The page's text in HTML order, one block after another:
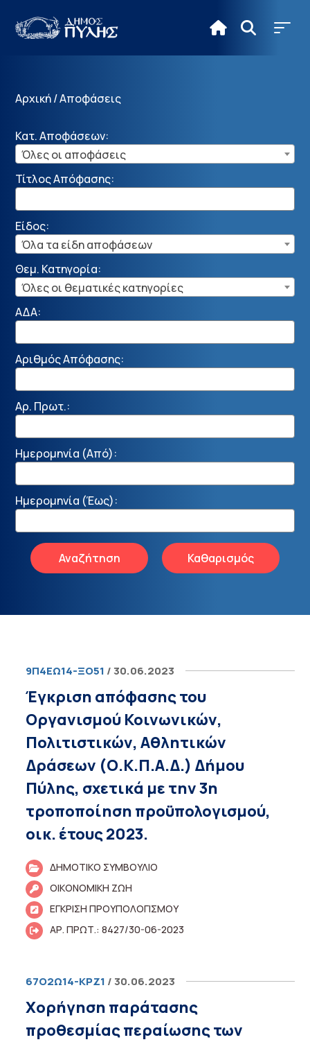
Αρχική/Αποφάσεις
Κατ. Αποφάσεων:
Όλες οι αποφάσεις
Τίτλος Απόφασης:
Είδος:
Όλα τα είδη αποφάσεων
Θεμ. Κατηγορία:
Όλες οι θεματικές κατηγορίες
ΑΔΑ:
Αριθμός Απόφασης:
Αρ. Πρωτ.:
Ημερομηνία (Από):
Ημερομηνία (Έως):
Αναζήτηση Καθαρισμός
9Π4ΕΩ14-ΞΟ51 / 30.06.2023
Έγκριση απόφασης του
Οργανισμού Κοινωνικών,
Πολιτιστικών, Αθλητικών
Δράσεων (Ο.Κ.Π.Α.Δ.) Δήμου
Πύλης, σχετικά με την 3η
τροποποίηση προϋπολογισμού,
οικ. έτους 2023.
ΔΗΜΟΤΙΚΟ ΣΥΜΒΟΥΛΙΟ
ΟΙΚΟΝΟΜΙΚΗ ΖΩΗ
ΕΓΚΡΙΣΗ ΠΡΟΥΠΟΛΟΓΙΣΜΟΥ
ΑΡ. ΠΡΩΤ.: 8427/30-06-2023
67Ο2Ω14-ΚΡΖ1 / 30.06.2023
Χορήγηση παράτασης
προθεσμίας περαίωσης των